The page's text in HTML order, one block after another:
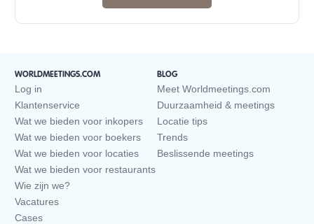
WORLDMEETINGS.COM
Log in
Klantenservice
Wat we bieden voor inkopers
Wat we bieden voor boekers
Wat we bieden voor locaties
Wat we bieden voor restaurants
Wie zijn we?
Vacatures
Cases
BLOG
Meet Worldmeetings.com
Duurzaamheid & meetings
Locatie tips
Trends
Beslissende meetings